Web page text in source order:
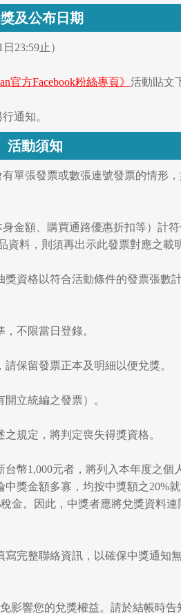
及公布日期
23:59止）
官方Facebook粉絲專頁》 活動貼文
通知。
活動須知
單張發票或數張連號發票的情形
金額、購買通路優惠折扣等）計
料，則須再出示此發票對應之載
資格以符合活動條件的發票張數
不限當日登錄。
保留發票正本及明細以便兌獎。
立統編之發票）。
規定，將判定喪失得獎資格。
幣1,000元者，將列入本年度之
獎金額多寡，均按中獎額之20%
金。因此，中獎者應將兌獎資料
完整聯絡資訊，以確保中獎通知
影響您的兌獎權益。請於結帳時